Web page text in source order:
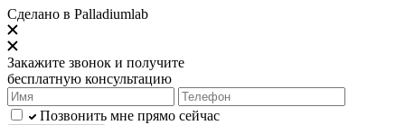
Сделано в Palladiumlab
Закажите звонок и получите
бесплатную консультацию
Позвонить мне прямо сейчас